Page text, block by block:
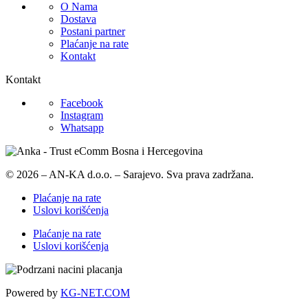
O Nama
Dostava
Postani partner
Plaćanje na rate
Kontakt
Kontakt
Facebook
Instagram
Whatsapp
© 2026 – AN-KA d.o.o. – Sarajevo. Sva prava zadržana.
Plaćanje na rate
Uslovi korišćenja
Plaćanje na rate
Uslovi korišćenja
Powered by KG-NET.COM